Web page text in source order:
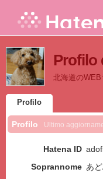
Profilo
北海道の
Profilo
Profilo Ultimo
Hatena ID
Soprannome あ